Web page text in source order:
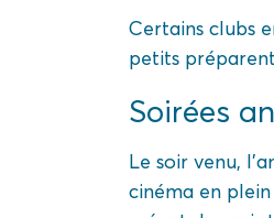
Certains clubs
petits
Soirées
Le soir venu,
cinéma en